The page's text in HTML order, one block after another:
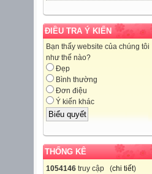
ĐIỀU TRA Ý KIẾN
Bạn thấy website của chúng tôi
như thế nào?
Đẹp
Bình thường
Đơn điệu
Ý kiến khác
THỐNG KÊ
1054146 truy cập (chi tiết)